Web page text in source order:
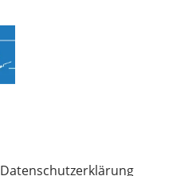
Datenschutzerklärung